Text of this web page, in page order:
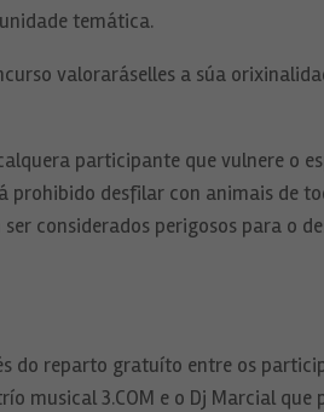
temática.
valoraráselles a súa
participante que vulnere o
prohibido desfilar con animais de
considerados perigosos para o
do reparto gratuíto entre os
musical 3.COM e o Dj Marcial
Necesarias